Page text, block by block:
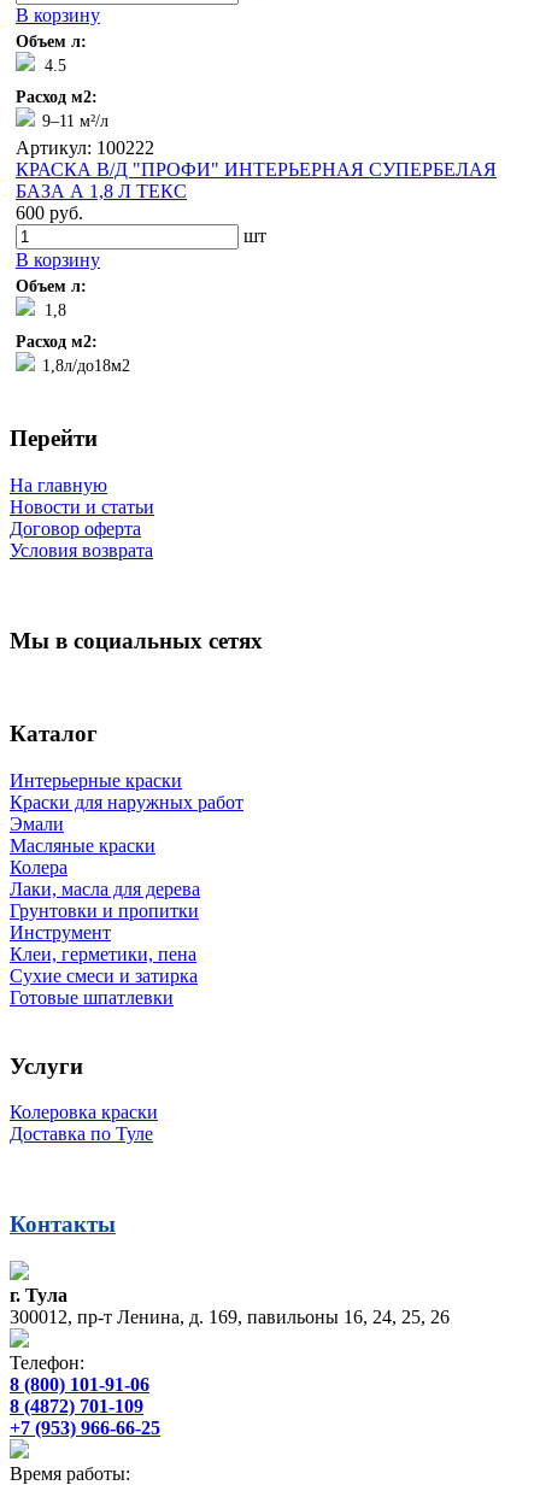
В корзину
Объем л:
4.5
Расход м2:
9–11 м²/л
Артикул: 100222
КРАСКА В/Д "ПРОФИ" ИНТЕРЬЕРНАЯ СУПЕРБЕЛАЯ
БАЗА А 1,8 Л ТЕКС
600 руб.
шт
В корзину
Объем л:
1,8
Расход м2:
1,8л/до18м2
Перейти
На главную
Новости и статьи
Договор оферта
Условия возврата
Мы в социальных сетях
Каталог
Интерьерные краски
Краски для наружных работ
Эмали
Масляные краски
Колера
Лаки, масла для дерева
Грунтовки и пропитки
Инструмент
Клеи, герметики, пена
Сухие смеси и затирка
Готовые шпатлевки
Услуги
Колеровка краски
Доставка по Туле
Контакты
г. Тула
300012, пр-т Ленина, д. 169, павильоны 16, 24, 25, 26
Телефон:
8 (800) 101-91-06
8 (4872) 701-109
+7 (953) 966-66-25
Время работы: